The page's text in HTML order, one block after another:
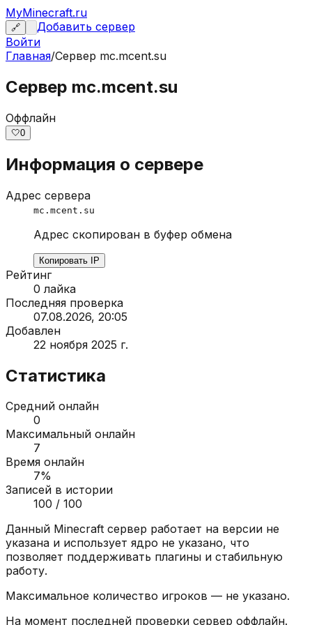
MyMinecraft.ru
🔗
Добавить сервер
Войти
Главная/Сервер mc.mcent.su
Сервер mc.mcent.su
Оффлайн
🤍0
Информация о сервере
Адрес сервера
mc.mcent.su
Адрес скопирован в буфер обмена
Копировать IP
Рейтинг
0 лайка
Последняя проверка
07.08.2026, 20:05
Добавлен
22 ноября 2025 г.
Статистика
Средний онлайн
0
Максимальный онлайн
7
Время онлайн
7%
Записей в истории
100 / 100
Данный Minecraft сервер работает на версии не
указана и использует ядро не указано, что
позволяет поддерживать плагины и стабильную
работу.
Максимальное количество игроков — не указано.
На момент последней проверки сервер оффлайн.